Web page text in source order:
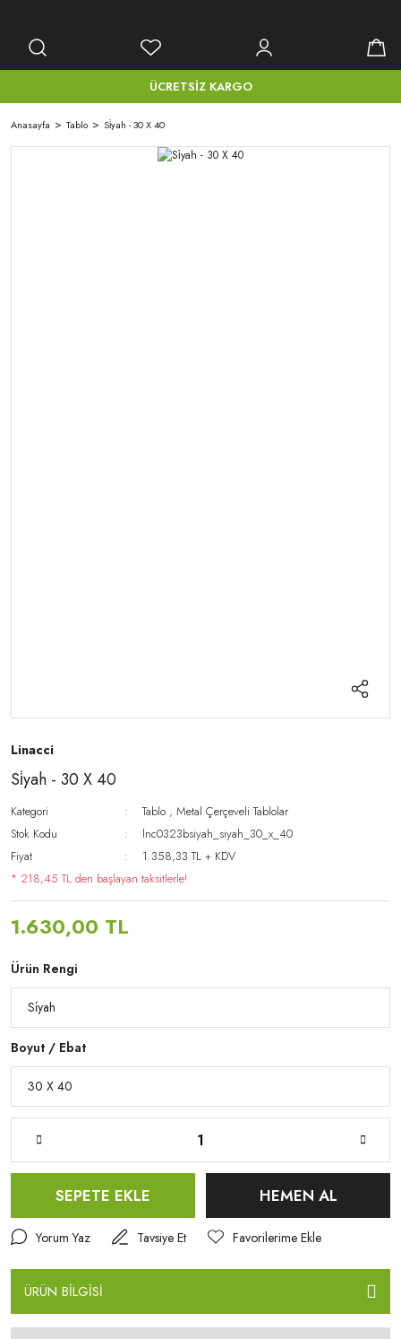
ÜCRETSİZ KARGO
Anasayfa Tablo Si̇yah - 30 X 40
Linacci
Si̇yah - 30 X 40
Kategori Tablo ,Metal Çerçeveli Tablolar
Stok Kodu
lnc0323bsiyah_siyah_30_x_40
Fiyat
1.358,33 TL + KDV
* 218,45 TL den başlayan taksitlerle!
1.630,00 TL
Ürün Rengi
Boyut / Ebat
SEPETE EKLE HEMEN AL
Yorum Yaz Tavsiye Et
ÜRÜN BİLGİSİ